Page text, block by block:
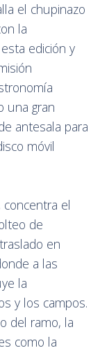
el chupinazo
la
edición y
una gran
antesala para
móvil
el
de
en
a las
la
y los campos.
del ramo, la
como la